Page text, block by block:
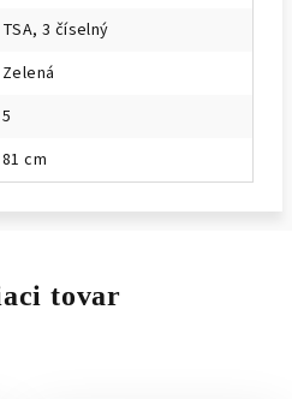
TSA, 3 číselný
Zelená
5
81 cm
tovar